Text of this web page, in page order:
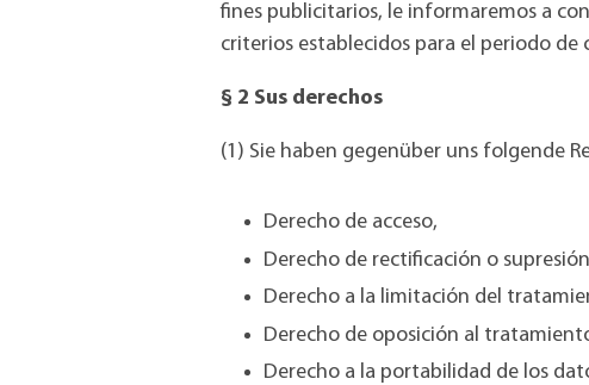
fines publicitarios, le informaremos a
criterios establecidos para el periodo de
§ 2 Sus derechos
(1) Sie haben gegenüber uns folgende
Derecho de acceso,
Derecho de rectificación o
Derecho a la limitación del
Derecho de oposición al
Derecho a la portabilidad de los